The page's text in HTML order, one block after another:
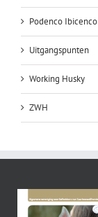
Podenco Ibicenco
Uitgangspunten
Working Husky
ZWH